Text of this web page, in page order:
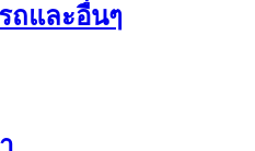
ถและอื่นๆ